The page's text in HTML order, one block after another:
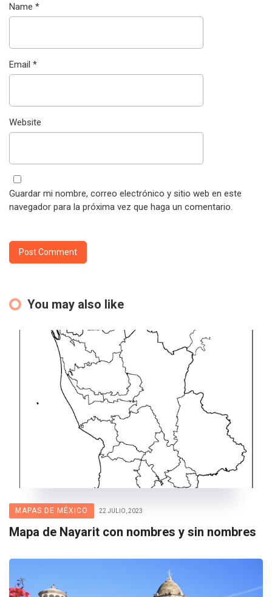
Name *
Email *
Website
Guardar mi nombre, correo electrónico y sitio web en este
navegador para la próxima vez que haga un comentario.
You may also like
MAPAS DE MÉXICO 22 JULIO, 2023
Mapa de Nayarit con nombres y sin nombres